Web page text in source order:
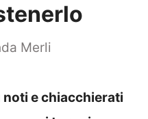
Merli
noti e chiacchierati